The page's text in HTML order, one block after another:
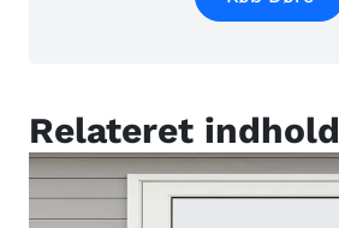
Relateret indhold